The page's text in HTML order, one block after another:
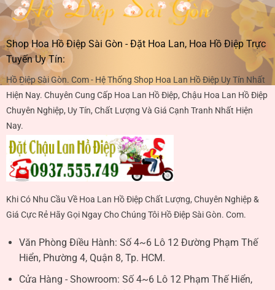
Shop Hoa Hồ Điệp Sài Gòn - Đặt Hoa Lan, Hoa Hồ Điệp Trực
Tuyến Uy Tín:
Hồ Điệp Sài Gòn. Com - Hệ Thống Shop Hoa Lan Hồ Điệp Uy Tín Nhất
Hiện Nay. Chuyên Cung Cấp Hoa Lan Hồ Điệp, Chậu Hoa Lan Hồ Điệp
Chuyên Nghiệp, Uy Tín, Chất Lượng Và Giá Cạnh Tranh Nhất Hiện
Nay.
Khi Có Nhu Cầu Về Hoa Lan Hồ Điệp Chất Lượng, Chuyên Nghiệp &
Giá Cực Rẻ Hãy Gọi Ngay Cho Chúng Tôi Hồ Điệp Sài Gòn. Com.
Văn Phòng Điều Hành: Số 4~6 Lô 12 Đường Phạm Thế
Hiển, Phường 4, Quận 8, Tp. HCM.
Cửa Hàng - Showroom: Số 4~6 Lô 12 Phạm Thế Hiển,